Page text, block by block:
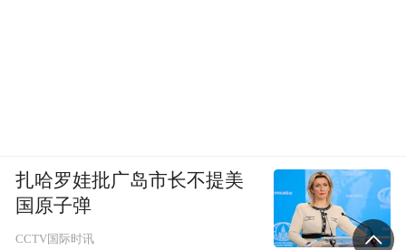
扎哈罗娃批广岛市长不提美
国原子弹
CCTV国际时讯